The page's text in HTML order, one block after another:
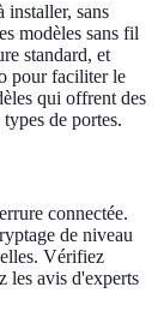
installer, sans
modèles sans fil
standard, et
pour faciliter le
qui offrent des
de portes.
connectée.
de niveau
Vérifiez
les avis d'experts